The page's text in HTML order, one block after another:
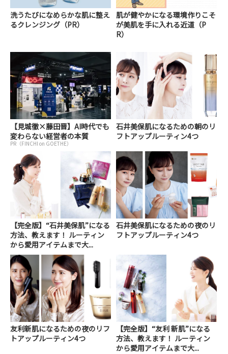
洗うたびになめらかな肌に整え
るクレンジング（PR）
肌が健やかになる環境作りこそ
が美肌を手に入れる近道（P
R）
【見城徹×藤田晋】AI時代でも
変わらない経営者の本質
PR（FINCHI on GOETHE）
石井美保肌になるための朝のリ
フトアップルーティン4つ
【完全版】“石井美保肌”になる
方法、教えます！ ルーティン
から愛用アイテムまで大...
石井美保肌になるための夜のリ
フトアップルーティン4つ
友利新肌になるための夜のリフ
トアップルーティン4つ
【完全版】“友利 新肌”になる
方法、教えます！ ルーティン
から愛用アイテムまで大...